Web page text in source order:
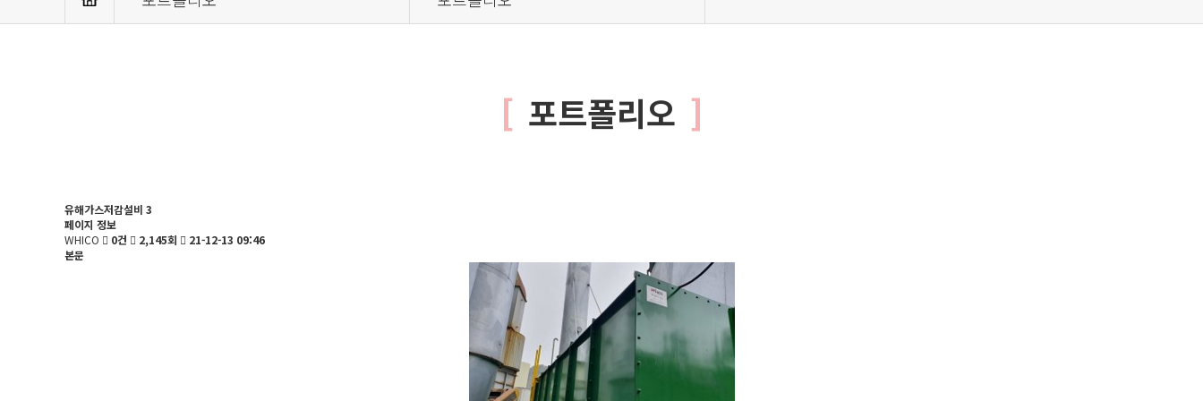
포트폴리오
유해가스저감설비 3
페이지 정보
WHICO
0건 2,145회
21-12-13 09:46
본문